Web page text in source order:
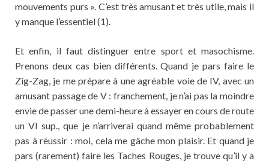
mouvements purs ». C’est très amusant et très utile, mais il
y manque l’essentiel (1).
Et enfin, il faut distinguer entre sport et masochisme.
Prenons deux cas bien différents. Quand je pars faire le
Zig-Zag, je me prépare à une agréable voie de IV, avec un
amusant passage de V : franchement, je n’ai pas la moindre
envie de passer une demi-heure à essayer en cours de route
un VI sup., que je n’arriverai quand même probablement
pas à réussir : moi, cela me gâche mon plaisir. Et quand je
pars (rarement) faire les Taches Rouges, je trouve qu’il y a